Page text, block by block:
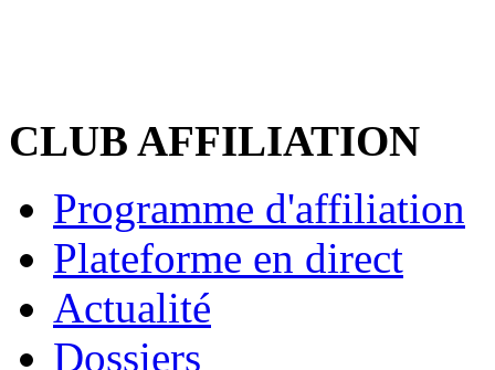
CLUB AFFILIATION
Programme d'affiliation
Plateforme en direct
Actualité
Dossiers